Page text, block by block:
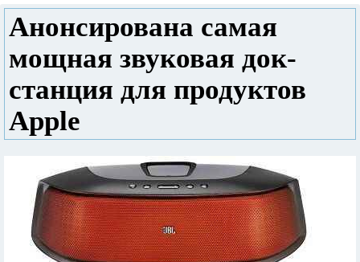
Анонсирована самая
мощная звуковая док-
станция для продуктов
Apple